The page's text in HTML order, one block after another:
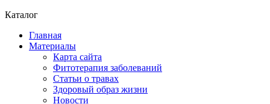
Каталог
Главная
Материалы
Карта сайта
Фитотерапия заболеваний
Статьи о травах
Здоровый образ жизни
Новости